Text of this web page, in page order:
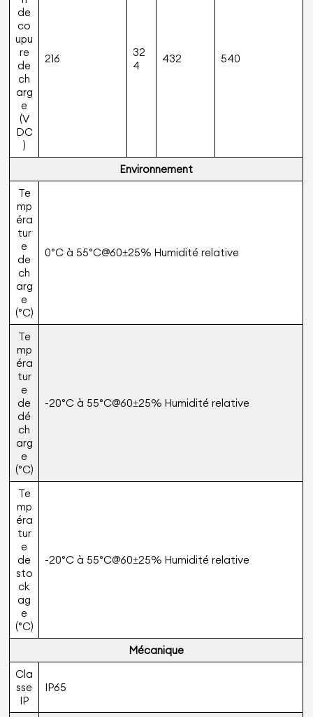
de
co
upu
re
de
ch
arg
e
(V
DC
)
216
32
4
432 540
Environnement
Te
mp
éra
tur
e
de
ch
arg
e
(°C)
0°C à 55°C@60±25% Humidité relative
Te
mp
éra
tur
e
de
dé
ch
arg
e
(°C)
-20°C à 55°C@60±25% Humidité relative
Te
mp
éra
tur
e
de
sto
ck
ag
e
(°C)
-20°C à 55°C@60±25% Humidité relative
Mécanique
Cla
sse
IP
IP65